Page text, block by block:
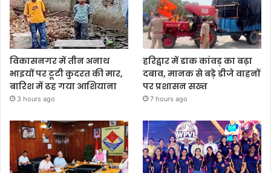
विकासनगर में तीन अनाथ
भाइयों पर टूटी कुदरत की मार,
बारिश में ढह गया आशियाना
3 hours ago
हरिद्वार में डाक कांवड़ का बढ़ा
दबाव, मानक से बड़े डीजे वाहनों
पर प्रशासन सख्त
7 hours ago